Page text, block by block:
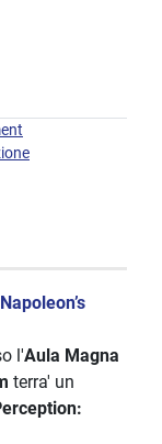
l'Aula Magna
terra' un